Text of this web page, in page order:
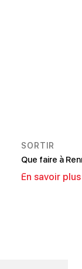
SORTIR
Que faire à
En savoir plus